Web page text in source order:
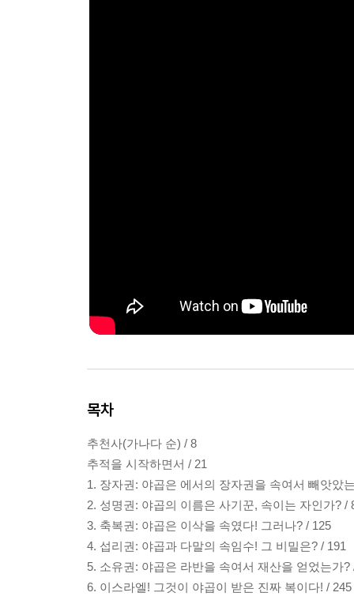
목차
추천사(가나다 순) / 8
추적을 시작하면서 / 21
1. 장자권: 야곱은 에서의 장자권을 속여서 빼앗았
2. 성명권: 야곱의 이름은 사기꾼, 속이는 자인가? /
3. 축복권: 야곱은 이삭을 속였다! 그러나? / 125
4. 섭리권: 야곱과 다말의 속임수! 그 비밀은? / 191
5. 소유권: 야곱은 라반을 속여서 재산을 얻었는가?
6. 이스라엘! 그것이 야곱이 받은 진짜 복이다! / 245